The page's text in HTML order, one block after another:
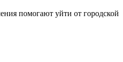
помогают уйти от городской